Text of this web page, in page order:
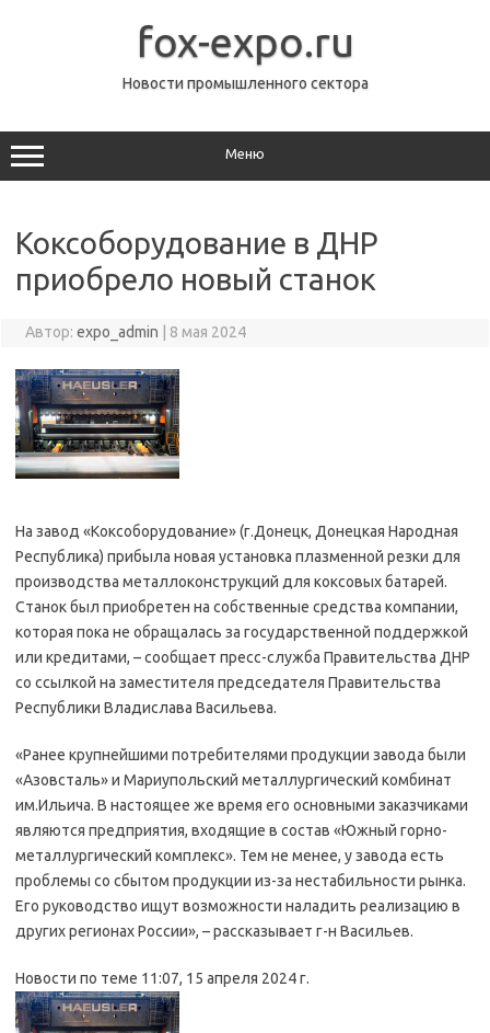
fox-expo.ru
Новости промышленного сектора
Меню
Коксоборудование в ДНР
приобрело новый станок
Автор: expo_admin 8 мая 2024
На завод «Коксоборудование» (г.Донецк, Донецкая Народная
Республика) прибыла новая установка плазменной резки для
производства металлоконструкций для коксовых батарей.
Станок был приобретен на собственные средства компании,
которая пока не обращалась за государственной поддержкой
или кредитами, – сообщает пресс-служба Правительства ДНР
со ссылкой на заместителя председателя Правительства
Республики Владислава Васильева.
«Ранее крупнейшими потребителями продукции завода были
«Азовсталь» и Мариупольский металлургический комбинат
им.Ильича. В настоящее же время его основными заказчиками
являются предприятия, входящие в состав «Южный горно-
металлургический комплекс». Тем не менее, у завода есть
проблемы со сбытом продукции из-за нестабильности рынка.
Его руководство ищут возможности наладить реализацию в
других регионах России», – рассказывает г-н Васильев.
Новости по теме 11:07, 15 апреля 2024 г.